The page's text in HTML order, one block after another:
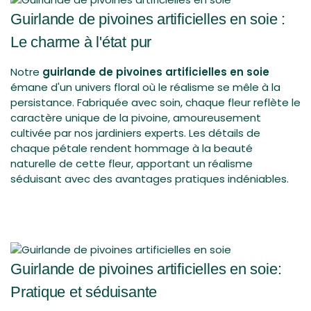
remboursement ou d'échange.
Pour pouvoir bénéficier d'un retour, votre article doit être
inutilisé et dans le même état que lorsque vous l'avez reçu.
Il doit également être dans son emballage d'origine.
Guirlande de pivoines artificielles en soie :
Le charme à l'état pur
Notre guirlande de pivoines artificielles en soie
émane d'un univers floral où le réalisme se mêle à la
persistance. Fabriquée avec soin, chaque fleur reflète le
caractère unique de la pivoine, amoureusement
cultivée par nos jardiniers experts. Les détails de
chaque pétale rendent hommage à la beauté
naturelle de cette fleur, apportant un réalisme
séduisant avec des avantages pratiques indéniables.
Guirlande de pivoines artificielles en soie:
Pratique et séduisante